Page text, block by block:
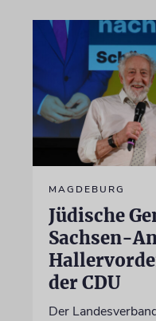
MAGDEBURG
Jüdische
Sachsen-
der CDU
Der